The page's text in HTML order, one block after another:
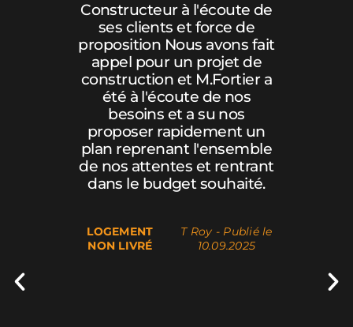
Constructeur à l'écoute de
ses clients et force de
proposition Nous avons fait
appel pour un projet de
construction et M.Fortier a
été à l'écoute de nos
besoins et a su nos
proposer rapidement un
plan reprenant l'ensemble
de nos attentes et rentrant
dans le budget souhaité.
LOGEMENT
NON LIVRÉ
T Roy - Publié le
10.09.2025